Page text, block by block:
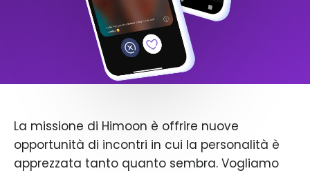
La missione di Himoon è offrire nuove
opportunità di incontri in cui la personalità è
apprezzata tanto quanto sembra. Vogliamo